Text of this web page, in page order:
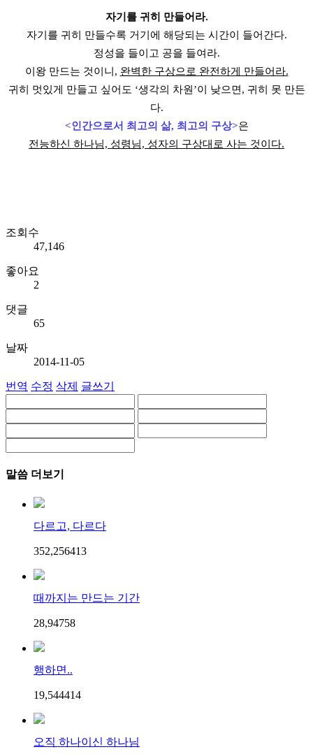
자기를 귀히 만들어라.
자기를 귀히 만들수록 거기에 해당되는 시간이 들어간다.
정성을 들이고 공을 들여라.
이왕 만드는 것이니, 완벽한 구상으로 완전하게 만들어라.
귀히 멋있게 만들고 싶어도 ‘생각의 차원’이 낮으면, 귀히 못 만든
다.
<인간으로서 최고의 삶, 최고의 구상>은
전능하신 하나님, 성령님, 성자의 구상대로 사는 것이다.
조회수
47,146
좋아요
2
댓글
65
날짜
2014-11-05
번역 수정 삭제 글쓰기
말씀 더보기
다르고, 다르다
352,256413
때까지는 만드는 기간
28,94758
행하면..
19,544414
오직 하나이신 하나님